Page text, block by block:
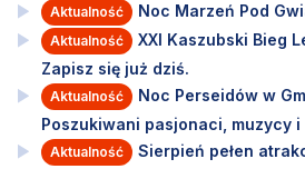
Aktualność Noc Marzeń Pod
Aktualność
XXI Kaszubski Bieg
Zapisz się już dziś.
Aktualność
Noc Perseidów w
Poszukiwani pasjonaci, muzycy i
Aktualność
Sierpień pełen